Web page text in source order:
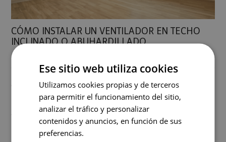
CÓMO INSTALAR UN VENTILADOR EN TECHO
INCLINADO O ABUHARDILLADO
Artículo publicado en mayo de 2025 por el equipo de
Lamparas.es.
Tienes un techo inclinado o abuhardillado y quieres
instalar un ventilador.
Ese sitio web utiliza cookies
Utilizamos cookies propias y de terceros
para permitir el funcionamiento del sitio,
analizar el tráfico y personalizar
contenidos y anuncios, en función de sus
preferencias.